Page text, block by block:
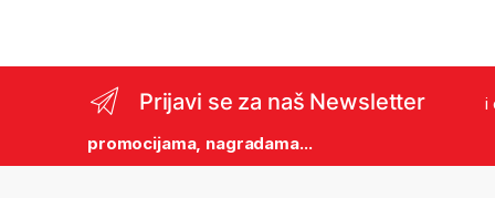
Prijavi se za naš Newsletter i
promocijama, nagradama...